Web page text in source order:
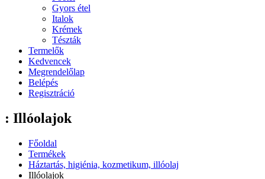
Gyors étel
Italok
Krémek
Tészták
Termelők
Kedvencek
Megrendelőlap
Belépés
Regisztráció
: Illóolajok
Főoldal
Termékek
Háztartás, higiénia, kozmetikum, illóolaj
Illóolajok